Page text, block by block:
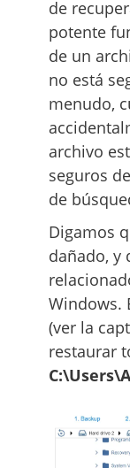
de
potente
de un
no está
menudo,
archivo
seguros
de
Digamos
dañado, y
Windows.
(ver la
restaurar